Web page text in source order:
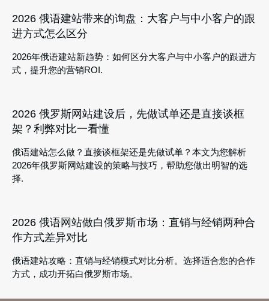
2026 俄语建站带来的询盘：大客户与中小客户的跟
进方式怎么区分
2026年俄语建站新趋势：如何区分大客户与中小客户的跟进方
式，提升您的营销ROI.
2026 俄罗斯网站建设后，先做试单还是直接谈框
架？利弊对比一看懂
俄语建站怎么做？直接谈框架还是先做试单？本文为您解析
2026年俄罗斯网站建设的策略与技巧，帮助您做出明智的选
择.
2026 俄语网站做白俄罗斯市场：直销与经销两种合
作方式差异对比
俄语建站攻略：直销与经销模式对比分析。选择适合您的合作
方式，成功开拓白俄罗斯市场。